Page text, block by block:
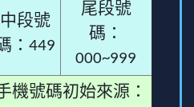
中段號
：449
尾段號
碼：
000~999
機號碼初始來源：